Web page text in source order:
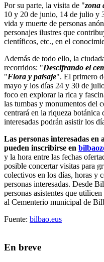
Por su parte, la visita de "zona
10 y 20 de junio, 14 de julio y
vida y muerte de personas
personajes ilustres que
científicos, etc., en el
Además de todo ello, la
recorridos: "Descifrando el
"Flora y paisaje". El primero
mayo y los días 24 y 30 de
foco en explorar la rica y
las tumbas y monumentos del
centrará en la riqueza botánica
interesadas podrán asistir los
Las personas interesadas en
pueden inscribirse en
y la hora entre las fechas
posible concertar visitas para
colectivos en los días, horas y
personas interesadas. Desde
personas asistentes que
al Cementerio municipal de
Fuente: bilbao.eus
En breve